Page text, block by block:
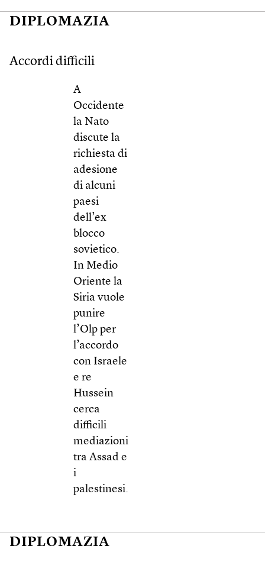
DIPLOMAZIA
Accordi difficili
A
Occidente
la Nato
discute la
richiesta di
adesione
di alcuni
paesi
dell’ex
blocco
sovietico.
In Medio
Oriente la
Siria vuole
punire
l’Olp per
l’accordo
con Israele
e re
Hussein
cerca
difficili
mediazioni
tra Assad e
i
palestinesi.
DIPLOMAZIA